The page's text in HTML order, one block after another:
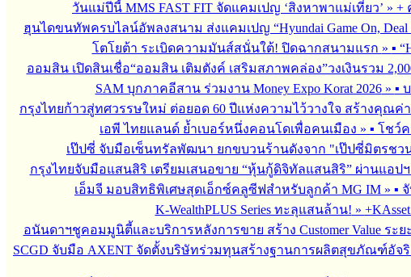
วันแม่ปีนี้ MMS FAST FIT จัดแคมเปญ ‘สิงหาพาแม่เที่ยว’ » +
ฮุนไดขนทัพครบไลน์อัพลงสนาม ส่งแคมเปญ “Hyundai Game On, Deal
โตโยต้า ระเบิดความมันส์สนั่นใต้! ปิดฉากสนามแรก » ▪︎
ออมสิน เปิดสินเชื่อ“ออมสิน เติมตังค์ เสริมสภาพคล่อง”วงเงินรวม
SAM บุกภาคอีสาน ร่วมงาน Money Expo Korat 2026» ▪︎
กรุงไทยก้าวสู่ทศวรรษใหม่ ต่อยอด 60 ปีแห่งความไว้วางใจ สร้างคุณค่
เอพี ไทยแลนด์ ย้ำเบอร์หนึ่งคอนโดเพื่อคนเมือง » ▪︎ โชว์
เป๊ปซี่ จับมือเซ็นทรัลพัฒนา ยกขบวนร้านดังจาก "เป๊ปซี่มิตรชว
กรุงไทยจับมือแสนสิริ เตรียมเสนอขาย “หุ้นกู้ดิจิทัลแสนสิริ” ผ่านแอปฯ
เอ็มจี มอบสิทธิพิเศษสุดเอ็กซ์คลูซีฟสำหรับลูกค้า MG IM » ▪︎
K-WealthPLUS Series ทะลุแสนล้าน! »
อนันดาฯชูคอมมูนิตี้และบริการหลังการขาย สร้าง Customer Value ระย
SCGD จับมือ AXENT จัดตั้งบริษัทร่วมทุนสร้างฐานการผลิตสุขภัณฑ์อัจริ